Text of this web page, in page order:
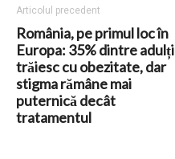
Articolul precedent
România, pe primul loc în
Europa: 35% dintre adulți
trăiesc cu obezitate, dar
stigma rămâne mai
puternică decât
tratamentul